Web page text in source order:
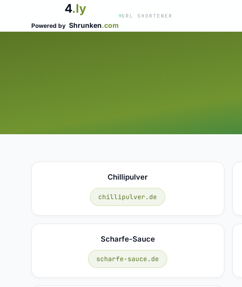
4.ly
Powered by Shrunken.com
URL SHORTENER
Chillipulver
chillipulver.de
Scharfe-Sauce
scharfe-sauce.de